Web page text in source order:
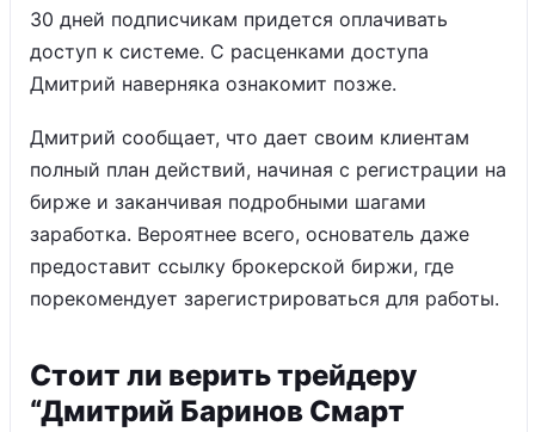
30 дней подписчикам придется оплачивать
доступ к системе. С расценками доступа
Дмитрий наверняка ознакомит позже.
Дмитрий сообщает, что дает своим клиентам
полный план действий, начиная с регистрации на
бирже и заканчивая подробными шагами
заработка. Вероятнее всего, основатель даже
предоставит ссылку брокерской биржи, где
порекомендует зарегистрироваться для работы.
Стоит ли верить трейдеру
“Дмитрий Баринов Смарт